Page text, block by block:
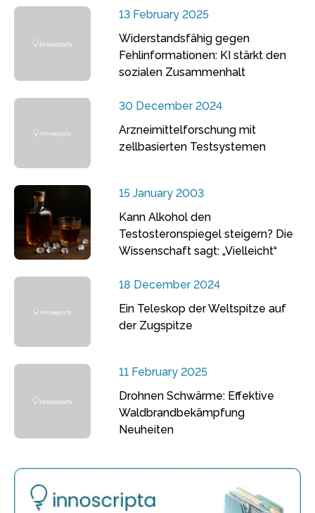
13 February 2025
Widerstandsfähig gegen
Fehlinformationen: KI stärkt den
sozialen Zusammenhalt
30 December 2024
Arzneimittelforschung mit
zellbasierten Testsystemen
15 January 2003
Kann Alkohol den
Testosteronspiegel steigern? Die
Wissenschaft sagt: „Vielleicht“
18 December 2024
Ein Teleskop der Weltspitze auf
der Zugspitze
11 February 2025
Drohnen Schwärme: Effektive
Waldbrandbekämpfung
Neuheiten